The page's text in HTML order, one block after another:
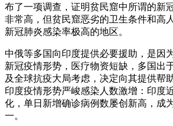
布了一项调查，证明贫民窟中所谓的新
非常高，但贫民窟恶劣的卫生条件和高
新冠肺炎感染率极高的地区。
中俄等多国向印度提供必要援助，是因
新冠疫情形势，医疗物资短缺，多国出
及全球抗疫大局考虑，决定向其提供帮
印度疫情形势严峻感染人数激增：印度
化，单日新增确诊病例数屡创新高，成
一。